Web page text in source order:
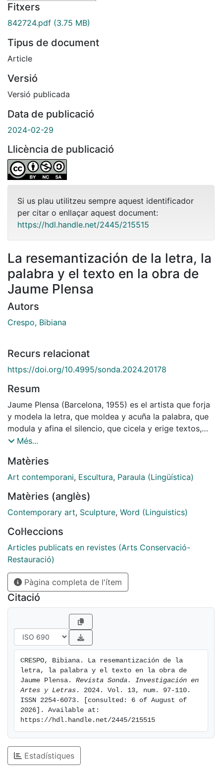
Fitxers
842724.pdf (3.75 MB)
Tipus de document
Article
Versió
Versió publicada
Data de publicació
2024-02-29
Llicència de publicació
Si us plau utilitzeu sempre aquest identificador
per citar o enllaçar aquest document:
https://hdl.handle.net/2445/215515
La resemantización de la letra, la
palabra y el texto en la obra de
Jaume Plensa
Autors
Crespo, Bibiana
Recurs relacionat
https://doi.org/10.4995/sonda.2024.20178
Resum
Jaume Plensa (Barcelona, ​​1955) es el artista que forja
y modela la letra, que moldea y acuña la palabra, que
modula y afina el silencio, que cicela y erige textos,
que forma y conforma pensamiento. El artículo se
poniendo especial énfasis en recorrer la evolución de
su producción estrechamente vinculada con el uso de
una análisis iconográfico en términos descriptivos y su
relación con el uso del material para abordar el
mismo, y de la hermenéutica que emana de la
confluencia del protoidioma creado por el artista
resemantizando su significación original. El artículo es,
al fin y al cabo, un alegato a los recursos visuales y
plásticos de la letra, recogido en las conclusiones.
Més...
Matèries
Art contemporani, Escultura, Paraula (Lingüística)
Matèries (anglès)
Contemporary art, Sculpture, Word (Linguistics)
Col·leccions
Articles publicats en revistes (Arts Conservació-
Restauració)
Pàgina completa de l'ítem
Citació
CRESPO, Bibiana. La resemantización de la
letra, la palabra y el texto en la obra de
Jaume Plensa. Revista Sonda. Investigación en
Artes y Letras . 2024. Vol. 13, num. 97-110.
ISSN 2254-6073. [consulted: 6 of August of
2026]. Available at:
https://hdl.handle.net/2445/215515
Estadístiques